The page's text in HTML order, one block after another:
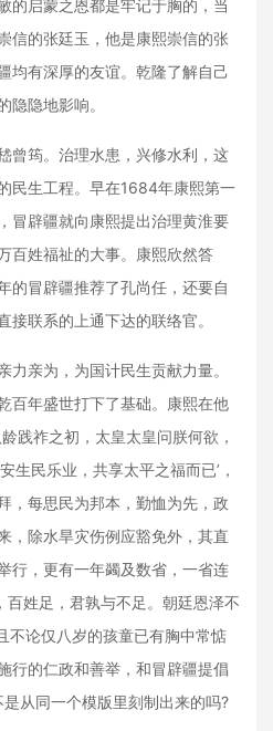
启蒙之恩都是牢记于胸的，当
信的张廷玉，他是康熙崇信的张
均有深厚的友谊。乾隆了解自己
隐隐地影响。
筠。治理水患，兴修水利，这
民生工程。早在1684年康熙第一
冒辟疆就向康熙提出治理黄淮要
百姓福祉的大事。康熙欣然答
的冒辟疆推荐了孔尚任，还要自
联系的上通下达的联络官。
亲为，为国计民生贡献力量。
百年盛世打下了基础。康熙在他
践祚之初，太皇太皇问朕何欲，
生民乐业，共享太平之福而已’，
，每思民为邦本，勤恤为先，政
，除水旱灾伤例应豁免外，其直
行，更有一年蠲及数省，一省连
姓足，君孰与不足。朝廷恩泽不
不论仅八岁的孩童已有胸中常惦
行的仁政和善举，和冒辟疆提倡
从同一个模版里刻制出来的吗?